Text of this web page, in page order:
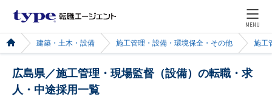
MENU
建築・土木・設備 施工管理・設備・環境保全・その他 施工
広島県／施工管理・現場監督（設備）の転職・求
人・中途採用一覧